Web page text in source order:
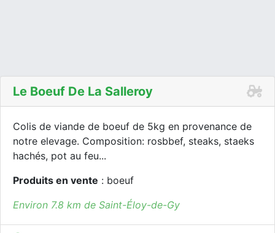
Le Boeuf De La Salleroy
Colis de viande de boeuf de 5kg en provenance de
notre elevage. Composition: rosbbef, steaks, staeks
hachés, pot au feu...
Produits en vente : boeuf
Environ 7.8 km de Saint-Éloy-de-Gy